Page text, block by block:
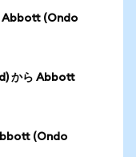
Abbott (Ondo
から Abbott
(Ondo